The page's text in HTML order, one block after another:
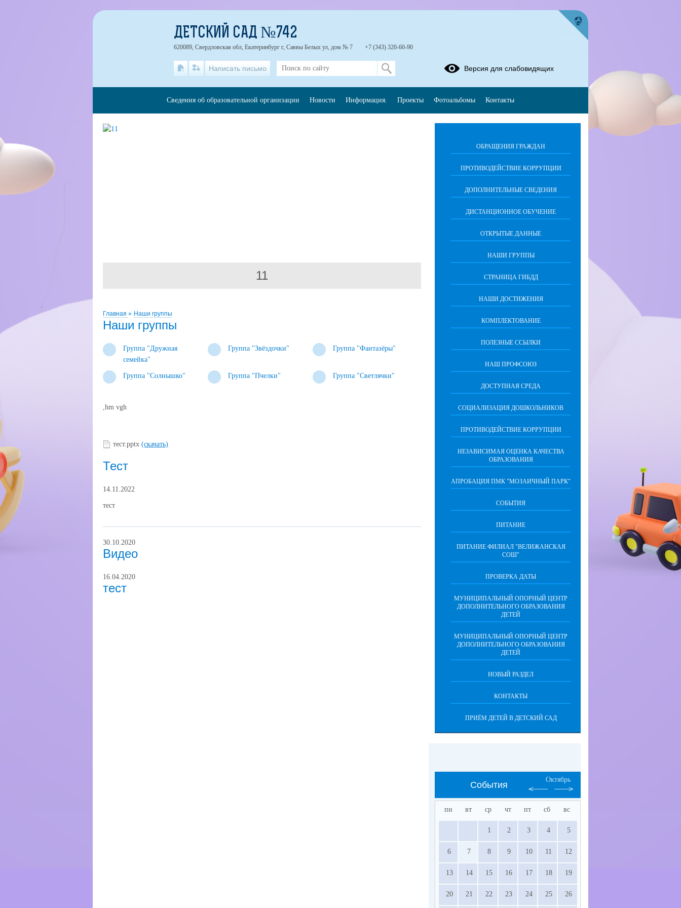
11
Главная » Наши группы
Наши группы
Группа "Дружная
семейка"
Группа "Звёздочки" Группа "Фантазёры"
Группа "Солнышко" Группа "Пчелки" Группа "Светлячки"
,hm vgh
тест.pptx (скачать)
Тест
14.11.2022
тест
30.10.2020
Видео
16.04.2020
тест
ОБРАЩЕНИЯ ГРАЖДАН
ПРОТИВОДЕЙСТВИЕ КОРРУПЦИИ
ДОПОЛНИТЕЛЬНЫЕ СВЕДЕНИЯ
ДИСТАНЦИОННОЕ ОБУЧЕНИЕ
ОТКРЫТЫЕ ДАННЫЕ
НАШИ ГРУППЫ
СТРАНИЦА ГИБДД
НАШИ ДОСТИЖЕНИЯ
КОМПЛЕКТОВАНИЕ
ПОЛЕЗНЫЕ ССЫЛКИ
НАШ ПРОФСОЮЗ
ДОСТУПНАЯ СРЕДА
СОЦИАЛИЗАЦИЯ ДОШКОЛЬНИКОВ
ПРОТИВОДЕЙСТВИЕ КОРРУПЦИИ
НЕЗАВИСИМАЯ ОЦЕНКА КАЧЕСТВА
ОБРАЗОВАНИЯ
АПРОБАЦИЯ ПМК "МОЗАИЧНЫЙ ПАРК"
СОБЫТИЯ
ПИТАНИЕ
ПИТАНИЕ ФИЛИАЛ "ВЕЛИЖАНСКАЯ
СОШ"
ПРОВЕРКА ДАТЫ
МУНИЦИПАЛЬНЫЙ ОПОРНЫЙ ЦЕНТР
ДОПОЛНИТЕЛЬНОГО ОБРАЗОВАНИЯ
ДЕТЕЙ
МУНИЦИПАЛЬНЫЙ ОПОРНЫЙ ЦЕНТР
ДОПОЛНИТЕЛЬНОГО ОБРАЗОВАНИЯ
ДЕТЕЙ
НОВЫЙ РАЗДЕЛ
КОНТАКТЫ
ПРИЁМ ДЕТЕЙ В ДЕТСКИЙ САД
События
Октябрь
пн вт ср чт пт сб вс
1 2 3 4 5
6 7 8 9 10 11 12
13 14 15 16 17 18 19
20 21 22 23 24 25 26
ДЕТСКИЙ САД №742
620089, Свердловская обл, Екатеринбург г, Саввы Белых ул, дом № 7 +7 (343) 320-60-90
Написать письмо Версия для слабовидящих
Сведения об образовательной организации Новости Информация. Проекты Фотоальбомы Контакты